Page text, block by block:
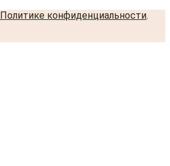
Политике конфиденциальности.